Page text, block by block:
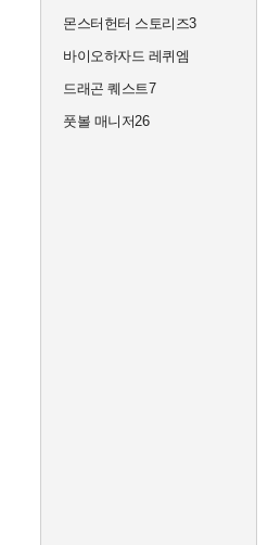
몬스터헌터 스토리즈3
바이오하자드 레퀴엠
드래곤 퀘스트7
풋볼 매니저26